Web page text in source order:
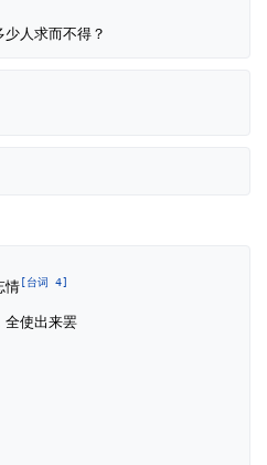
情 [台词 4]
全使出来罢